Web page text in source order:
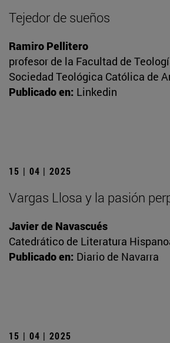
Tejedor de sueños
Ramiro Pellitero
profesor de la Facultad de
Sociedad Teológica Católica de
Publicado en: Linkedin
15 | 04 | 2025
Vargas Llosa y la pasión
Javier de Navascués
Catedrático de Literatura
Publicado en: Diario de Navarra
15 | 04 | 2025